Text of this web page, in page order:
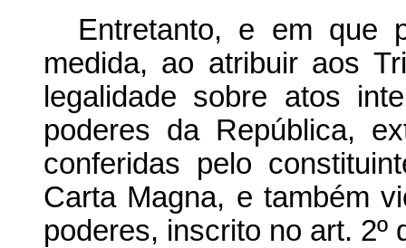
Entretanto, e em que
medida, ao atribuir aos
legalidade sobre atos
poderes da República,
conferidas pelo
Carta Magna, e também
poderes, inscrito no art. 2º